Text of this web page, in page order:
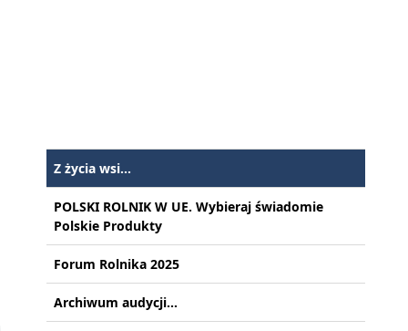
Z życia wsi...
POLSKI ROLNIK W UE. Wybieraj świadomie
Polskie Produkty
Forum Rolnika 2025
Archiwum audycji...